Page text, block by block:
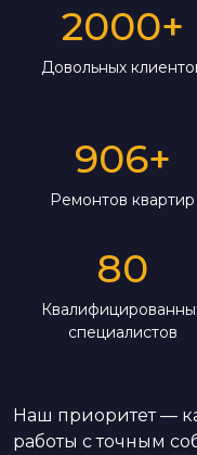
2000+
Довольных
906+
Ремонтов квартир
80
специалистов
Наш приоритет —
работы с точным